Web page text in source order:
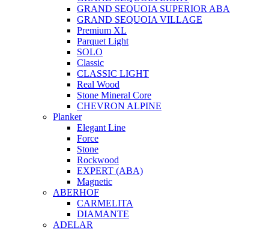
GRAND SEQUOIA SUPERIOR ABA
GRAND SEQUOIA VILLAGE
Premium XL
Parquet Light
SOLO
Classic
CLASSIC LIGHT
Real Wood
Stone Mineral Core
CHEVRON ALPINE
Planker
Elegant Line
Force
Stone
Rockwood
EXPERT (ABA)
Magnetic
ABERHOF
CARMELITA
DIAMANTE
ADELAR